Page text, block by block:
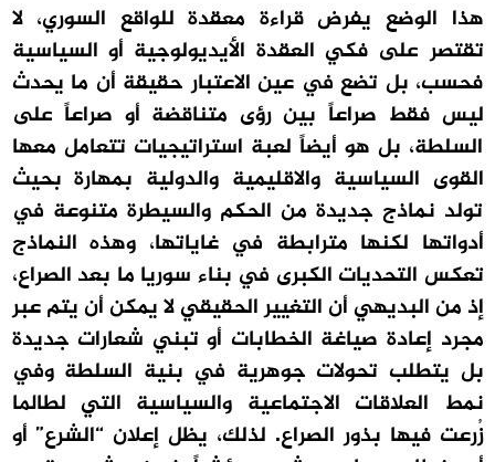
هذا الوضع يفرض قراءة معقدة للواقع السوري، لا
تقتصر على فكي العقدة الأيديولوجية أو السياسية
فحسب، بل تضع في عين الاعتبار حقيقة أن ما يحدث
ليس فقط صراعاً بين رؤى متناقضة أو صراعاً على
السلطة، بل هو أيضاً لعبة استراتيجيات تتعامل معها
القوى السياسية والاقليمية والدولية بمهارة بحيث
تولد نماذج جديدة من الحكم والسيطرة متنوعة في
أدواتها لكنها مترابطة في غاياتها، وهذه النماذج
تعكس التحديات الكبرى في بناء سوريا ما بعد الصراع،
إذ من البديهي أن التغيير الحقيقي لا يمكن أن يتم عبر
مجرد إعادة صياغة الخطابات أو تبني شعارات جديدة
بل يتطلب تحولات جوهرية في بنية السلطة وفي
نمط العلاقات الاجتماعية والسياسية التي لطالما
زُرعت فيها بذور الصراع. لذلك، يظل إعلان “الشرع” أو